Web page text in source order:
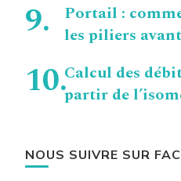
Portail :
les piliers
Calcul des
partir de
NOUS SUIVRE SUR